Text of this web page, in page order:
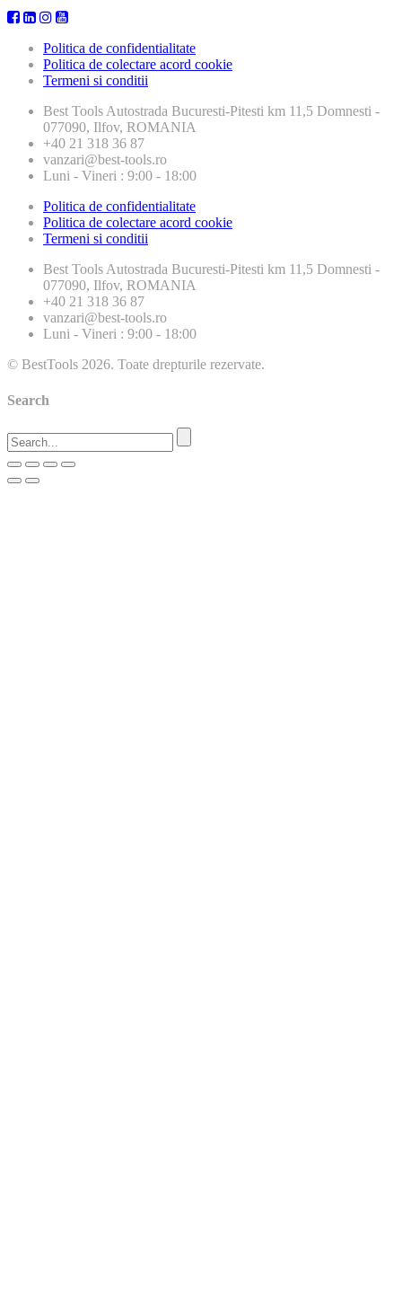
Politica de confidentialitate
Politica de colectare acord cookie
Termeni si conditii
Best ToolsAutostrada Bucuresti-Pitesti km 11,5 Domnesti -
077090, Ilfov, ROMANIA
+40 21 318 36 87
vanzari@best-tools.ro
Luni - Vineri : 9:00 - 18:00
Politica de confidentialitate
Politica de colectare acord cookie
Termeni si conditii
Best ToolsAutostrada Bucuresti-Pitesti km 11,5 Domnesti -
077090, Ilfov, ROMANIA
+40 21 318 36 87
vanzari@best-tools.ro
Luni - Vineri : 9:00 - 18:00
© BestTools 2026. Toate drepturile rezervate.
Search